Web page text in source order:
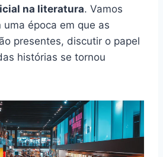
na literatura. Vamos
uma época em que as
presentes, discutir o papel
histórias se tornou